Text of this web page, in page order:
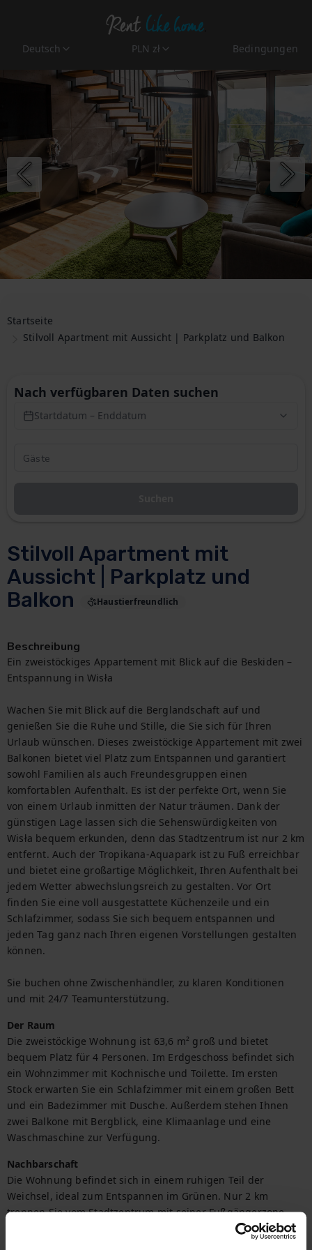
Deutsch PLN zł Bedingungen
Startseite
Stilvoll Apartment mit Aussicht | Parkplatz und Balkon
Stilvoll Apartment mit
Aussicht | Parkplatz und
Balkon
Haustierfreundlich
Beschreibung
Ein zweistöckiges Appartement mit Blick auf die Beskiden –
Entspannung in Wisła
Wachen Sie mit Blick auf die Berglandschaft auf und
genießen Sie die Ruhe und Stille, die Sie sich für Ihren
Urlaub wünschen. Dieses zweistöckige Appartement mit zwei
Balkonen bietet viel Platz zum Entspannen und garantiert
sowohl Familien als auch Freundesgruppen einen
komfortablen Aufenthalt. Es ist der perfekte Ort, wenn Sie
von einem Urlaub inmitten der Natur träumen. Dank der
günstigen Lage lassen sich die Sehenswürdigkeiten von
Wisła bequem erkunden, denn das Stadtzentrum ist nur 2 km
entfernt. Auch der Tropikana-Aquapark ist zu Fuß erreichbar
und bietet eine großartige Möglichkeit, Ihren Aufenthalt bei
jedem Wetter abwechslungsreich zu gestalten. Vor Ort
finden Sie eine voll ausgestattete Küchenzeile und ein
Schlafzimmer, sodass Sie sich bequem entspannen und
jeden Tag ganz nach Ihren eigenen Vorstellungen gestalten
können.
Sie buchen ohne Zwischenhändler, zu klaren Konditionen
und mit 24/7 Teamunterstützung.
Der Raum
Die zweistöckige Wohnung ist 63,6 m² groß und bietet
bequem Platz für 4 Personen. Im Erdgeschoss befindet sich
ein Wohnzimmer mit Kochnische und Toilette. Im ersten
Stock erwarten Sie ein Schlafzimmer mit einem großen Bett
und ein Badezimmer mit Dusche. Außerdem stehen Ihnen
zwei Balkone mit Bergblick, eine Klimaanlage und eine
Waschmaschine zur Verfügung.
Nachbarschaft
Die Wohnung befindet sich in einem ruhigen Teil der
Weichsel, ideal zum Entspannen im Grünen. Nur 2 km
trennen Sie vom Stadtzentrum mit seiner Fußgängerzone
und der Avenue of Sports Stars. Es ist der perfekte
Nach verfügbaren Daten suchen
Startdatum – Enddatum